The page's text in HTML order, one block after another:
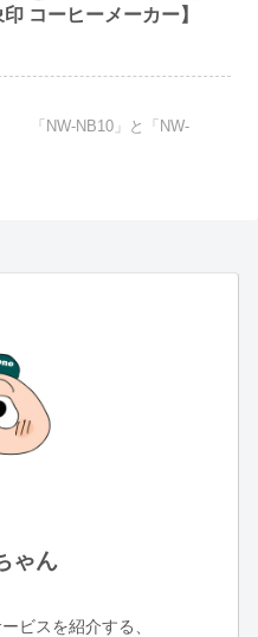
コーヒーメーカー】
「NW-NB10」と「NW-
ゃん
ビスを紹介する、